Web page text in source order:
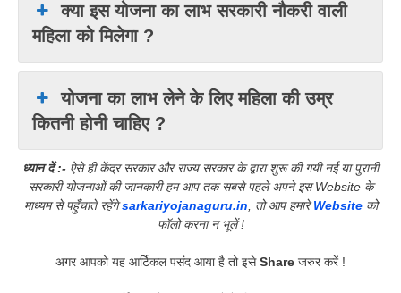
क्या इस योजना का लाभ सरकारी नौकरी वाली
महिला को मिलेगा ?
योजना का लाभ लेने के लिए महिला की उम्र
कितनी होनी चाहिए ?
ध्यान दें :- ऐसे ही केंद्र सरकार और राज्य सरकार के द्वारा शुरू की गयी नई या पुरानी
सरकारी योजनाओं की जानकारी हम आप तक सबसे पहले अपने इस Website के
माध्यम से पहुँचाते रहेंगेsarkariyojanaguru.in, तो आप हमारेWebsiteको
फॉलो करना न भूलें !
अगर आपको यह आर्टिकल पसंद आया है तो इसेShare जरुर करें !